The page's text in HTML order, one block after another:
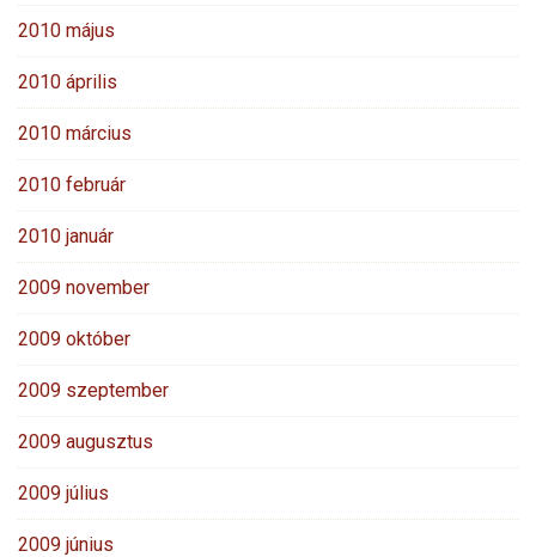
2010 május
2010 április
2010 március
2010 február
2010 január
2009 november
2009 október
2009 szeptember
2009 augusztus
2009 július
2009 június